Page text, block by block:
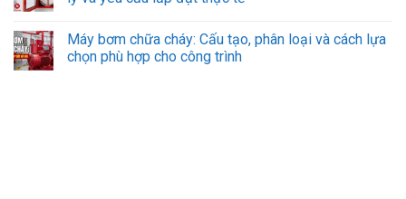
Máy bơm chữa cháy: Cấu tạo, phân loại và cách lựa
chọn phù hợp cho công trình